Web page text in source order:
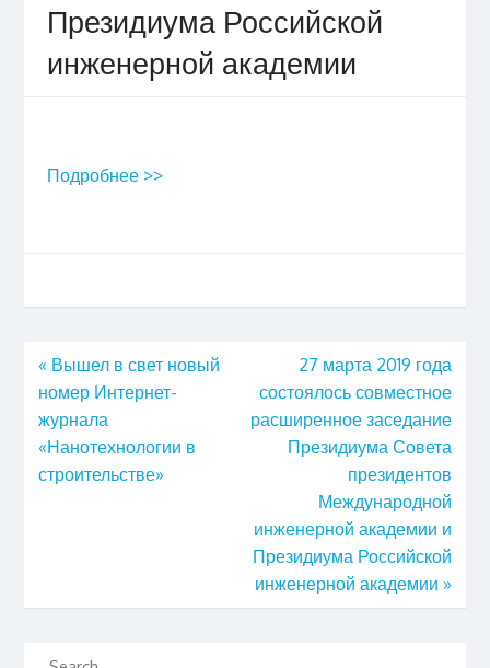
Президиума Российской
инженерной академии
Подробнее >>
« Вышел в свет новый
номер Интернет-
журнала
«Нанотехнологии в
строительстве»
27 марта 2019 года
состоялось совместное
расширенное заседание
Президиума Совета
президентов
Международной
инженерной академии и
Президиума Российской
инженерной академии »